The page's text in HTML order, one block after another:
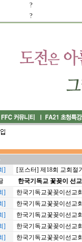
?
?
]
[포스터] 제18회 교회절
한국기독교 꽃꽂이 선
] 한국기독교꽃꽂이선교
] 한국기독교꽃꽂이선교
] 한국기독교꽃꽂이선교
] 한국기독교꽃꽂이선교
] 한국기독교꽃꽂이선교